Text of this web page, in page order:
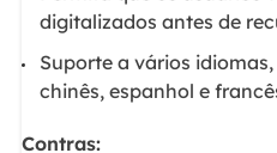
digitalizados antes de
Suporte a vários
chinês, espanhol e
Contras: